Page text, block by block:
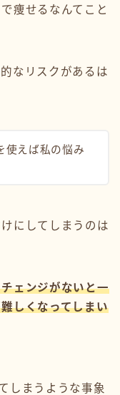
痩せるなんてこと
なリスクがあるは
使えば私の悩み
にしてしまうのは
ェンジがないと一
しくなってしまい
しまうような事象